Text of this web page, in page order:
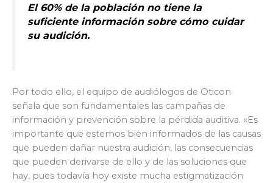
El 60% de la población no tiene la
suficiente información sobre cómo cuidar
su audición.
Por todo ello, el equipo de audiólogos de Oticon
señala que son fundamentales las campañas de
información y prevención sobre la pérdida auditiva. «Es
importante que estemos bien informados de las causas
que pueden dañar nuestra audición, las consecuencias
que pueden derivarse de ello y de las soluciones que
hay, pues todavía hoy existe mucha estigmatización